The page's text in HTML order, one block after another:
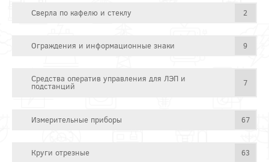
Сверла по кафелю и стеклу 2
Ограждения и информационные знаки 9
Средства оператив управления для ЛЭП и
подстанций 7
Измерительные приборы 67
Круги отрезные 63